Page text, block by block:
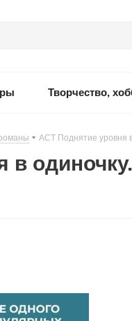
Творчество,
- АСТ Поднятие уровня